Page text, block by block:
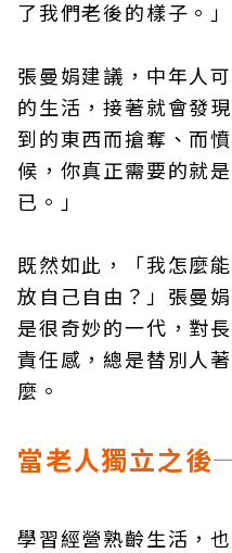
了我們老後的樣子。」
張曼娟建議，中年人
的生活，接著就會發
到的東西而搶奪、而
候，你真正需要的就
已。」
既然如此，「我怎麼
放自己自由？」張曼
是很奇妙的一代，對
責任感，總是替別人
麼。
當老人獨立之後
學習經營熟齡生活，